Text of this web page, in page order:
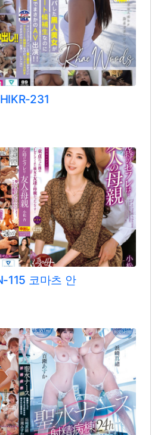
HIKR-231
115 코마츠 안